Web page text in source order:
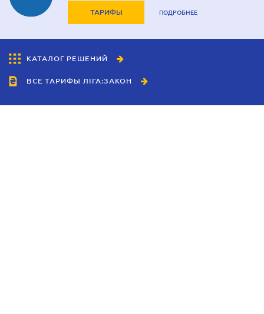
ТАРИФЫ ПОДРОБНЕЕ
КАТАЛОГ РЕШЕНИЙ
ВСЕ ТАРИФЫ ЛІГА:ЗАКОН